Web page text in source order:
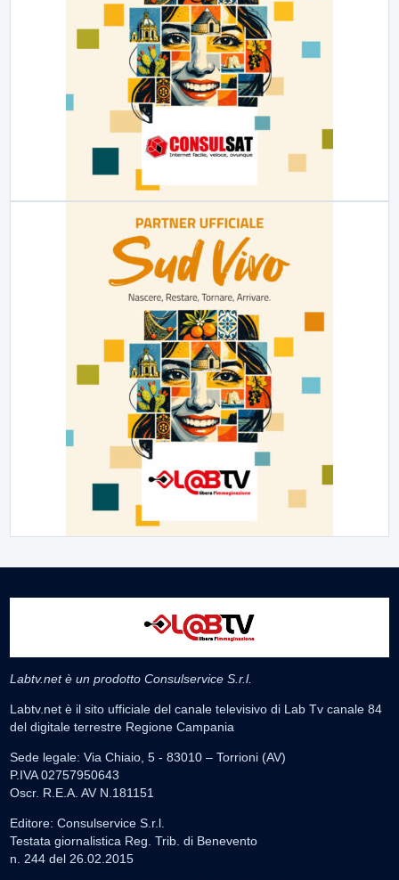
Labtv.net è un prodotto Consulservice S.r.l.
Labtv.net è il sito ufficiale del canale televisivo di Lab Tv canale 84
del digitale terrestre Regione Campania
Sede legale: Via Chiaio, 5 - 83010 – Torrioni (AV)
P.IVA 02757950643
Oscr. R.E.A. AV N.181151
Editore: Consulservice S.r.l.
Testata giornalistica Reg. Trib. di Benevento
n. 244 del 26.02.2015